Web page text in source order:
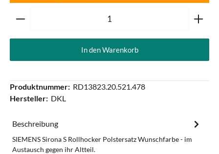
Produkt Anzahl: Gib den gewünschten Wert ein oder
In den Warenkorb
Produktnummer: RD13823.20.521.478
Hersteller: DKL
Beschreibung
SIEMENS Sirona S Rollhocker Polstersatz Wunschfarbe - im
Austausch gegen ihr Altteil.